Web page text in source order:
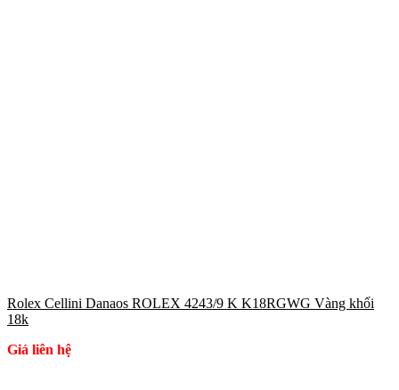
Rolex Cellini Danaos ROLEX 4243/9 K K18RGWG Vàng khối
18k
Giá liên hệ